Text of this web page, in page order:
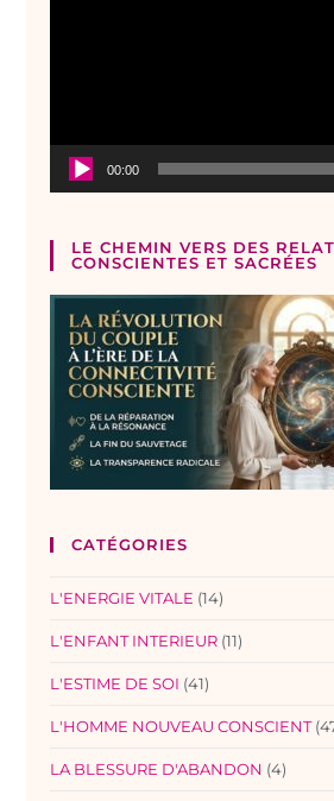
00:00
LE CHEMIN VERS DES
CONSCIENTES ET SACRÉES
CATÉGORIES
L'ENERGIE VITALE (14)
L'ENFANT INTERIEUR (11)
L'ESTIME DE SOI (41)
L'HOMME NOUVEAU CONSCIENT
LA BLESSURE D'ABANDON (4)